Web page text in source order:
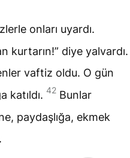
onları uyardı.
kurtarın!” diye yalvardı.
vaftiz oldu. O gün
katıldı. 42 Bunlar
paydaşlığa, ekmek